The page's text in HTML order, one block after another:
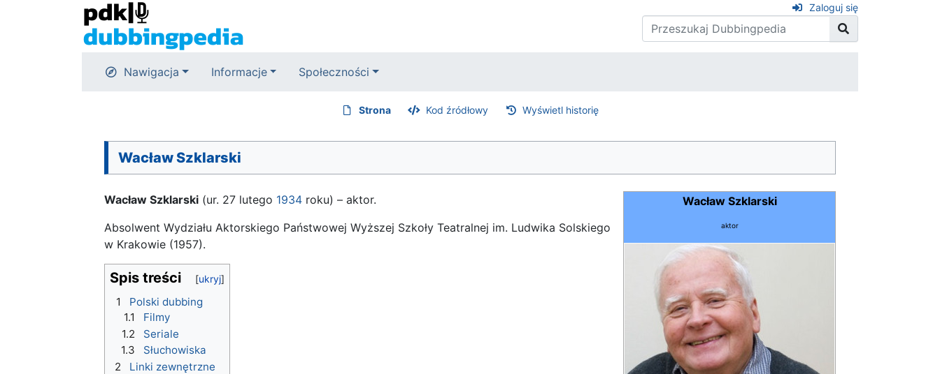
Zaloguj się
Nawigacja Informacje Społeczności
Strona Kod źródłowy Wyświetl historię
Wacław Szklarski
Wacław Szklarski
aktor
Wacław Szklarski (ur. 27 lutego 1934 roku) – aktor.
Absolwent Wydziału Aktorskiego Państwowej Wyższej Szkoły Teatralnej im. Ludwika Solskiego
w Krakowie (1957).
Spis treści
1
Polski dubbing
1.1
Filmy
1.2
Seriale
1.3
Słuchowiska
2
Linki zewnętrzne